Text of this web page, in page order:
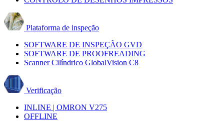
Plataforma de inspeção
SOFTWARE DE INSPEÇÃO GVD
SOFTWARE DE PROOFREADING
Scanner Cilíndrico GlobalVision C8
Verificação
INLINE | OMRON V275
OFFLINE